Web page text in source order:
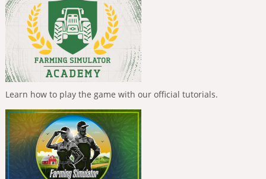
Learn how to play the game with our official tutorials.